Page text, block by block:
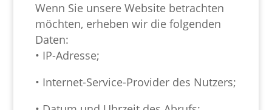
Wenn Sie unsere Website betrachten
möchten, erheben wir die folgenden
Daten:
• IP-Adresse;
• Internet-Service-Provider des Nutzers;